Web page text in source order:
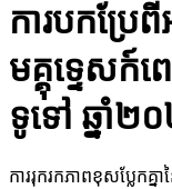
ការបកប្រែពី
មគ្គុទ្ទេស
ទូទៅ ឆ្នាំ២
ការរុករកភាពខុសប្លែកគ្ន